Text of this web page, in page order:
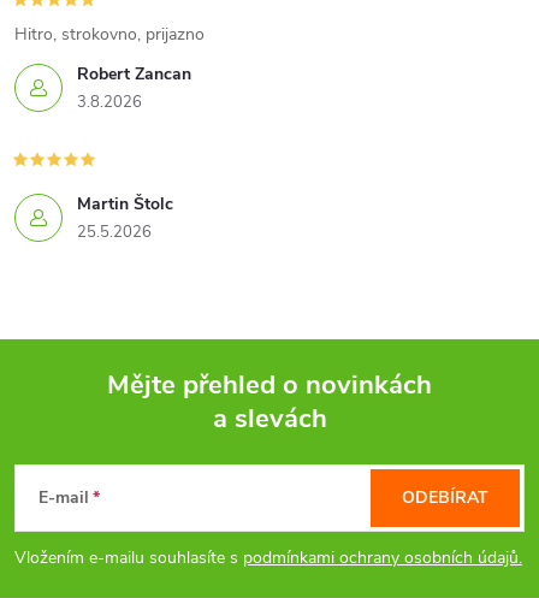
Robert Zancan
3.8.2026
Hitro, strokovno, prijazno
Martin Štolc
25.5.2026
p
Mějte přehled o novinkách
a slevách
E-mail
Vložením e-mailu souhlasíte s podmínkami ochrany osobních údajů.
ODEBÍRAT